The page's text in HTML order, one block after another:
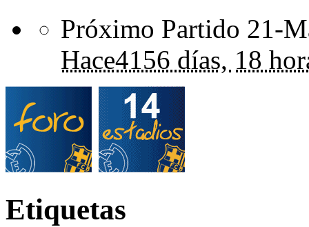
Próximo Partido 21-
Hace4156 días, 18
Etiquetas